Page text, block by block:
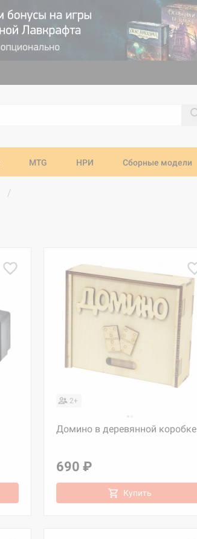
MTG НРИ Сборные модели
2+
Домино в деревянной коробке
690 ₽
Купить